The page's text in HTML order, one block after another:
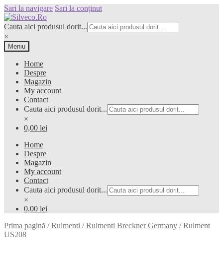
Sari la navigare Sari la conținut
Cauta aici produsul dorit...
×
Meniu
Home
Despre
Magazin
My account
Contact
Cauta aici produsul dorit...
×
0,00 lei
Home
Despre
Magazin
My account
Contact
Cauta aici produsul dorit...
×
0,00 lei
Prima pagină /Rulmenti /Rulmenti Breckner Germany /Rulment
US208